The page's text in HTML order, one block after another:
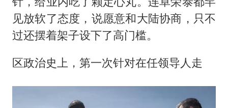
见放软了态度，说愿意和大陆协商，只不
过还摆着架子设下了高门槛。
区政治史上，第一次针对在任领导人走